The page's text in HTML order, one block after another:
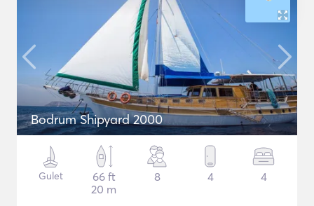
Bodrum Shipyard 2000
Gulet
66 ft
20 m
8 4 4